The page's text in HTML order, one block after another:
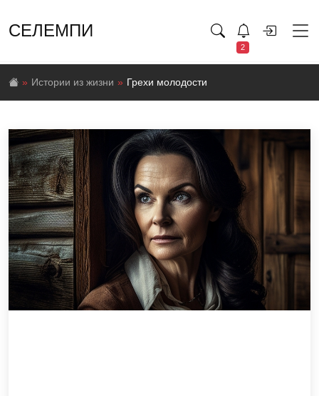
СЕЛЕМПИ
2
Истории из жизни Грехи молодости